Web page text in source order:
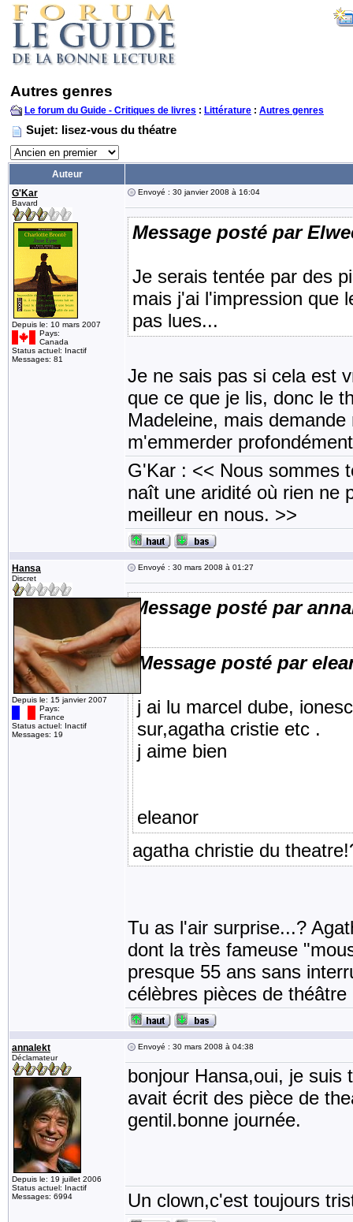
Autres genres
Le forum du Guide - Critiques de livres : Littérature : Autres genres
Sujet: lisez-vous du théatre
Auteur
G'Kar
Bavard
Depuis le: 10 mars 2007
Pays:
Canada
Status actuel: Inactif
Messages: 81
Envoyé : 30 janvier 2008 à 16:04
Message posté par
Je serais tentée par des
mais j'ai l'impression que
pas lues...
Je ne sais pas si cela est
que ce que je lis, donc le
Madeleine, mais
m'emmerder
G'Kar : << Nous sommes
naît une aridité où rien ne
meilleur en nous. >>
Hansa
Discret
Depuis le: 15 janvier 2007
Pays:
France
Status actuel: Inactif
Messages: 19
Envoyé : 30 mars 2008 à 01:27
Message posté par
Message posté par
j ai lu marcel dube,
sur,agatha cristie etc .
j aime bien
eleanor
agatha christie du
Tu as l'air surprise...?
dont la très fameuse
presque 55 ans sans
célèbres pièces de
annalekt
Déclamateur
Depuis le: 19 juillet 2006
Status actuel: Inactif
Messages: 6994
Envoyé : 30 mars 2008 à 04:38
bonjour Hansa,oui, je suis
avait écrit des pièce de
gentil.bonne journée.
Un clown,c'est toujours